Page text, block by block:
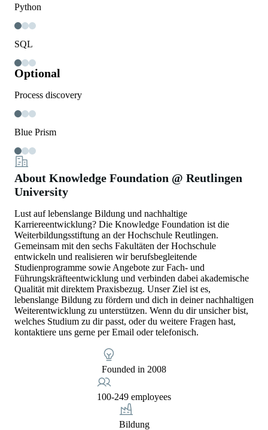
Python
SQL
Optional
Process discovery
Blue Prism
About Knowledge Foundation @ Reutlingen
University
Lust auf lebenslange Bildung und nachhaltige
Karriereentwicklung? Die Knowledge Foundation ist die
Weiterbildungsstiftung an der Hochschule Reutlingen.
Gemeinsam mit den sechs Fakultäten der Hochschule
entwickeln und realisieren wir berufsbegleitende
Studienprogramme sowie Angebote zur Fach- und
Führungskräfteentwicklung und verbinden dabei akademische
Qualität mit direktem Praxisbezug. Unser Ziel ist es,
lebenslange Bildung zu fördern und dich in deiner nachhaltigen
Weiterentwicklung zu unterstützen. Wenn du dir unsicher bist,
welches Studium zu dir passt, oder du weitere Fragen hast,
kontaktiere uns gerne per Email oder telefonisch.
Founded in 2008
100-249 employees
Bildung